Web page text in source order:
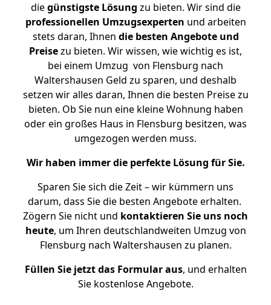
diegünstigste Lösung zu bieten. Wir sind die
professionellen Umzugsexperten und arbeiten
stets daran, Ihnen die besten Angebote und
Preisezu bieten. Wir wissen, wie wichtig es ist,
bei einem Umzug von Flensburg nach
Waltershausen Geld zu sparen, und deshalb
setzen wir alles daran, Ihnen die besten Preise zu
bieten. Ob Sie nun eine kleine Wohnung haben
oder ein großes Haus in Flensburg besitzen, was
umgezogen werden muss.
Wir haben immer die perfekte Lösung für Sie.
Sparen Sie sich die Zeit – wir kümmern uns
darum, dass Sie die besten Angebote erhalten.
Zögern Sie nicht und kontaktieren Sie uns noch
heute, um Ihren deutschlandweiten Umzug von
Flensburg nach Waltershausen zu planen.
Füllen Sie jetzt das Formular aus, und erhalten
Sie kostenlose Angebote.